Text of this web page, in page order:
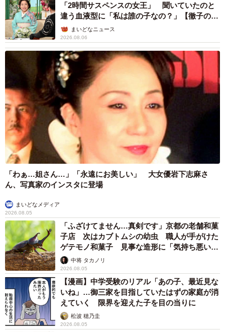
「2時間サスペンスの女王」 聞いていたのと
違う血液型に「私は誰の子なの？」【徹子の部
屋】まいどなニュース
2026.08.06
「わぁ…姐さん…」「永遠にお美しい」 大女優岩下志麻さ
ん、写真家のインスタに登場
まいどなメディア
2026.08.05
「ふざけてません…真剣です」京都の老舗和菓
子店 次はカブトムシの幼虫 職人が手がけた
ゲテモノ和菓子 見事な造形に「気持ち悪いく
らいリアル」
中将 タカノリ
2026.08.05
【漫画】中学受験のリアル「あの子、最近見な
いね」…御三家を目指していたはずの家庭が消
えていく 限界を迎えた子を目の当りに
松波 穂乃圭
2026.08.05